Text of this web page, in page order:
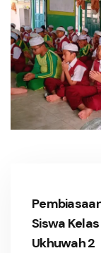
Siswa
Ukhuwah 2